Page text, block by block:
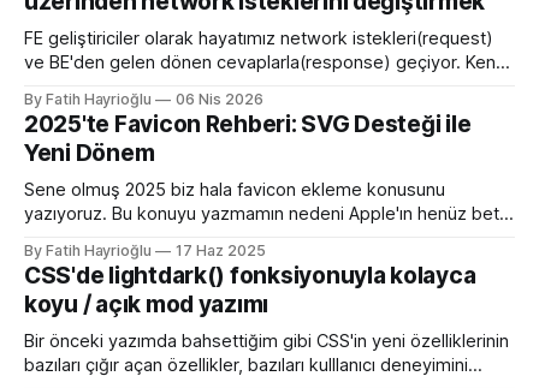
FE geliştiriciler olarak hayatımız network istekleri(request)
ve BE'den gelen dönen cevaplarla(response) geçiyor. Kendi
olduğunda mock server kurmak veya çeşitli kütüphanelerle
bu işi yapıyordum. Mock işini tarayıcı üzerinden yapmaya
başlayalı çok rahatladım. Süper kolaylık sağlayan bir özellik.
Genel kullanım alanları * BE
By Fatih Hayrioğlu 06 Nis 2026
2025'te Favicon Rehberi: SVG Desteği ile
Yeni Dönem
Sene olmuş 2025 biz hala favicon ekleme konusunu
yazıyoruz. Bu konuyu yazmamın nedeni Apple'ın henüz beta
oluşu. Bu vesileyle bilgileri tazelemekte fayda var. favicon,
web sitelerinin tarayıcının sayfa, sekme ve yerimi kısmında
gösterilen küçük simgelerdir. Aslında favori ikon dosyaları
By Fatih Hayrioğlu 17 Haz 2025
CSS'de lightdark() fonksiyonuyla kolayca
koyu / açık mod yazımı
Bir önceki yazımda bahsettiğim gibi CSS'in yeni özelliklerinin
bazıları çığır açan özellikler, bazıları kulllanıcı deneyimini